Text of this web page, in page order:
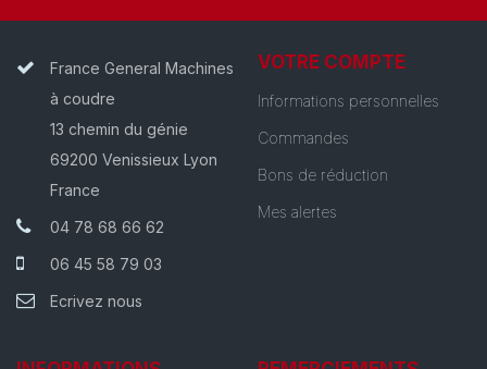
France General Machines
à coudre
13 chemin du génie
69200 Venissieux Lyon
France
04 78 68 66 62
06 45 58 79 03
Ecrivez nous
VOTRE COMPTE
Informations personnelles
Commandes
Bons de réduction
Mes alertes